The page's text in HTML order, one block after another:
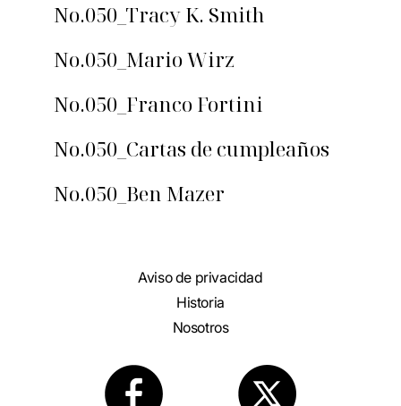
No.050_Tracy K. Smith
No.050_Mario Wirz
No.050_Franco Fortini
No.050_Cartas de cumpleaños
No.050_Ben Mazer
Aviso de privacidad
Historia
Nosotros